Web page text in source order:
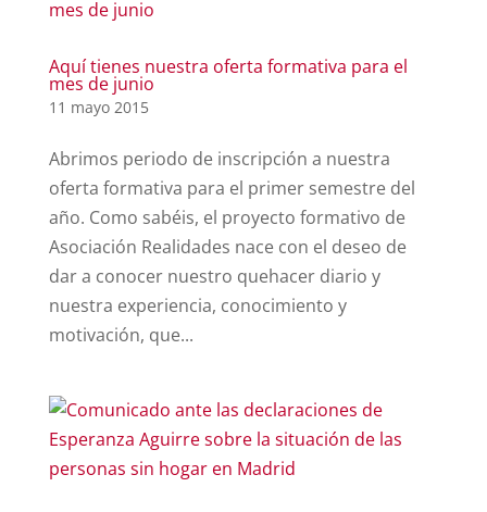
Aquí tienes nuestra oferta formativa para el
mes de junio
11 mayo 2015
Abrimos periodo de inscripción a nuestra
oferta formativa para el primer semestre del
año. Como sabéis, el proyecto formativo de
Asociación Realidades nace con el deseo de
dar a conocer nuestro quehacer diario y
nuestra experiencia, conocimiento y
motivación, que...